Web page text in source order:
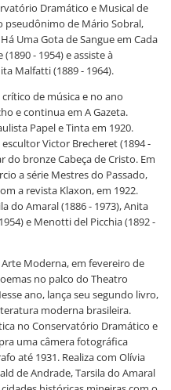
Dramático e Musical de
pseudônimo de Mário Sobral,
Uma Gota de Sangue em Cada
- 1954) e assiste à
Malfatti (1889 - 1964).
crítico de música e no ano
e continua em A Gazeta.
Papel e Tinta em 1920.
Victor Brecheret (1894 -
do bronze Cabeça de Cristo. Em
a série Mestres do Passado,
a revista Klaxon, em 1922.
do Amaral (1886 - 1973), Anita
e Menotti del Picchia (1892 -
Moderna, em fevereiro de
no palco do Theatro
ano, lança seu segundo livro,
moderna brasileira.
no Conservatório Dramático e
uma câmera fotográfica
até 1931. Realiza com Olívia
de Andrade, Tarsila do Amaral